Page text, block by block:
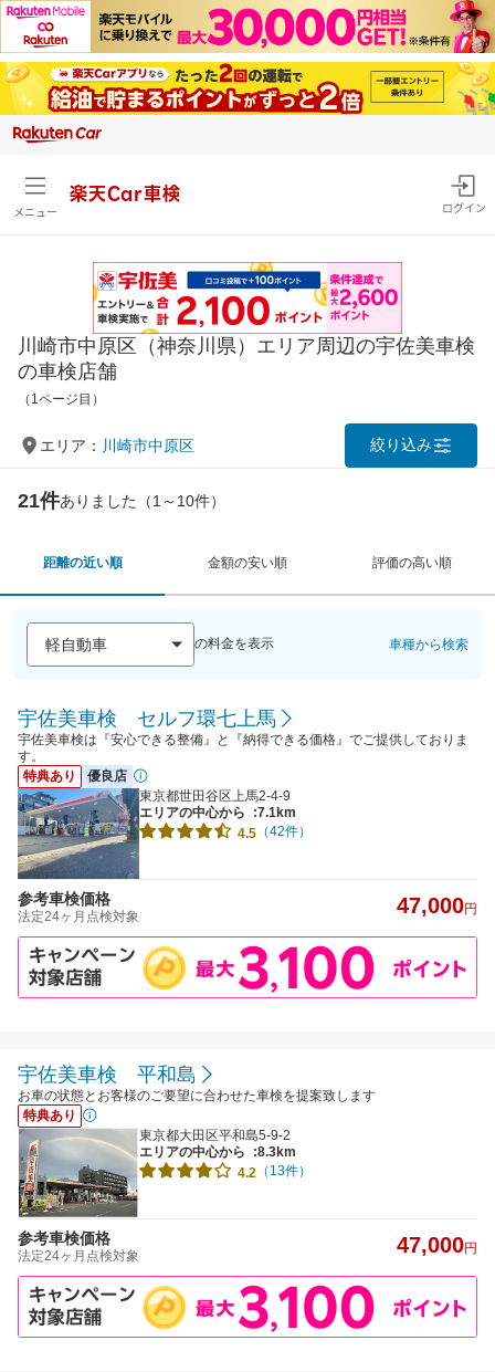
メニュー
楽天Car車検
ログイン
川崎市中原区（神奈川県）エリア周辺の宇佐美車検
の車検店舗
（1ページ目）
エリア： 川崎市中原区 絞り込み
21件ありました（1～10件）
距離の近い順 金額の安い順 評価の高い順
の料金を表示 車種から検索
宇佐美車検 セルフ環七上馬
宇佐美車検は『安心できる整備』と『納得できる価格』でご提供しておりま
す。
特典あり
優良店
東京都世田谷区上馬2-4-9
エリアの中心から
:7.1km
4.5 （42件）
参考車検価格
法定24ヶ月点検対象 47,000円
宇佐美車検 平和島
お車の状態とお客様のご要望に合わせた車検を提案致します
特典あり
東京都大田区平和島5-9-2
エリアの中心から
:8.3km
4.2 （13件）
参考車検価格
法定24ヶ月点検対象 47,000円